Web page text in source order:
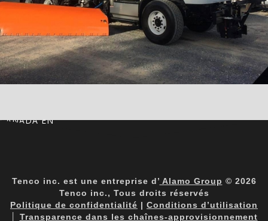
CANADA EN
Tenco inc. est une entreprise d’ Alamo Group © 2026
Tenco inc., Tous droits réservés
Politique de confidentialité | Conditions d’utilisation
Transparence dans les chaînes-approvisionnement